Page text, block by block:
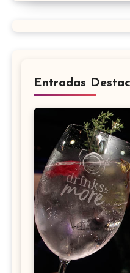
Entradas